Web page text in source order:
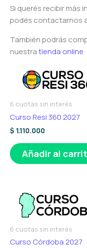
Si querés recibir más
podés contactarnos
También podrás
nuestratienda online
6 cuotas sin interés
Curso Resi 360 2027
$ 1.110.000
Añadir al
6 cuotas sin interés
Curso Córdoba 2027